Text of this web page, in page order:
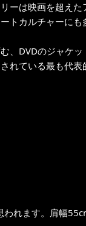
ーは映画を超えた
トカルチャーに
、DVDのジャケッ
れている最も代表
れます。肩幅